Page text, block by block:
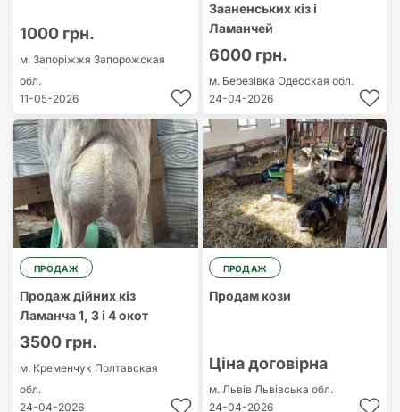
1000 грн.
м. Запоріжжя Запорожская
обл.
11-05-2026
Зааненських кіз і
Ламанчей
6000 грн.
м. Березівка Одесская обл.
24-04-2026
ПРОДАЖ
Продаж дійних кіз
Ламанча 1, 3 і 4 окот
3500 грн.
м. Кременчук Полтавская
обл.
24-04-2026
ПРОДАЖ
Продам кози
Ціна договірна
м. Львів Львівська обл.
24-04-2026